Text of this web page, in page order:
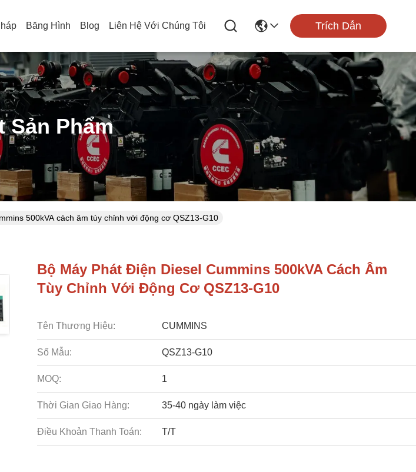
Băng Hình Blog Liên Hệ Với Chúng Tôi Trích Dẫn
Sản Phẩm
500kVA cách âm tùy chỉnh với động cơ QSZ13-G10
Bộ Máy Phát Điện Diesel Cummins 500kVA Cách Âm
Tùy Chỉnh Với Động Cơ QSZ13-G10
Tên Thương Hiệu: CUMMINS
Số Mẫu: QSZ13-G10
MOQ: 1
Thời Gian Giao Hàng: 35-40 ngày làm việc
Điều Khoản Thanh Toán: T/T